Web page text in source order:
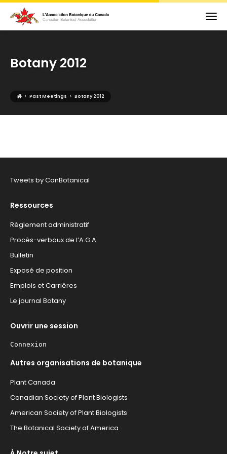
Botany 2012
› Past Meetings › Botany 2012
Tweets by CanBotanical
Ressources
Règlement administratif
Procès-verbaux de l’A.G.A.
Bulletin
Exposé de position
Emplois et Carrières
Le journal Botany
Ouvrir une session
Connexion
Autres organisations de botanique
Plant Canada
Canadian Society of Plant Biologists
American Society of Plant Biologists
The Botanical Society of America